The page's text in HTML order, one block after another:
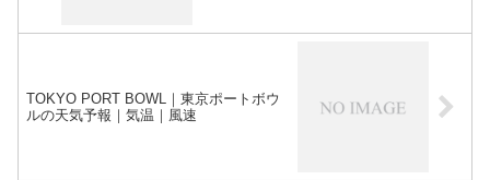
TOKYO PORT BOWL｜東京ポートボウ
ルの天気予報｜気温｜風速